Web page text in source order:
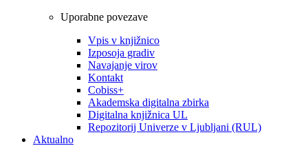
Uporabne povezave
Vpis v knjižnico
Izposoja gradiv
Navajanje virov
Kontakt
Cobiss+
Akademska digitalna zbirka
Digitalna knjižnica UL
Repozitorij Univerze v Ljubljani (RUL)
Aktualno